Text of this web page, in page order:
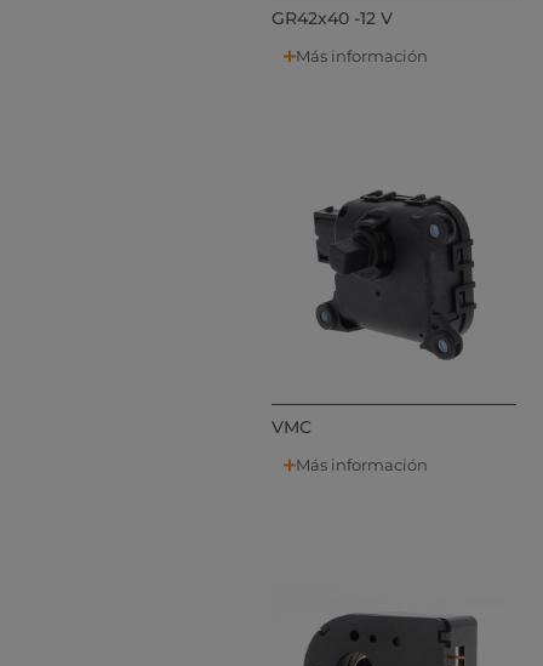
GR42x40 -12 V
Más información
VMC
Más información